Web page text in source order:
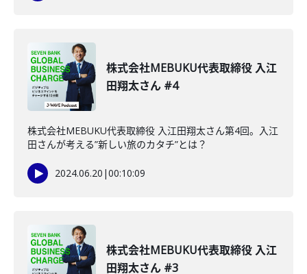
株式会社MEBUKU代表取締役 入江
田翔太さん #4
株式会社MEBUKU代表取締役 入江田翔太さん第4回。入江
田さんが考える”新しい旅のカタチ”とは？
2024.06.20 |00:10:09
株式会社MEBUKU代表取締役 入江
田翔太さん #3